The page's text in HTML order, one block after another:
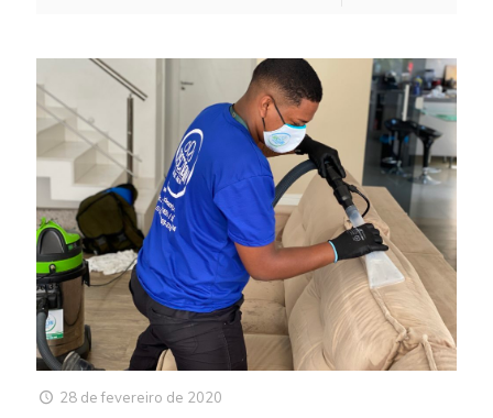
28 de fevereiro de 2020